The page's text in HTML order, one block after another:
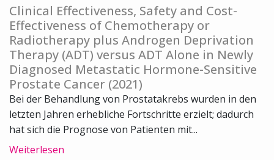
Clinical Effectiveness, Safety and Cost-
Effectiveness of Chemotherapy or
Radiotherapy plus Androgen Deprivation
Therapy (ADT) versus ADT Alone in Newly
Diagnosed Metastatic Hormone-Sensitive
Prostate Cancer (2021)
Bei der Behandlung von Prostatakrebs wurden in den
letzten Jahren erhebliche Fortschritte erzielt; dadurch
hat sich die Prognose von Patienten mit...
Weiterlesen